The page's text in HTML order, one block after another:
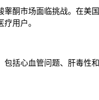
酮市场面临挑战。在
用户。
括心血管问题、肝毒性